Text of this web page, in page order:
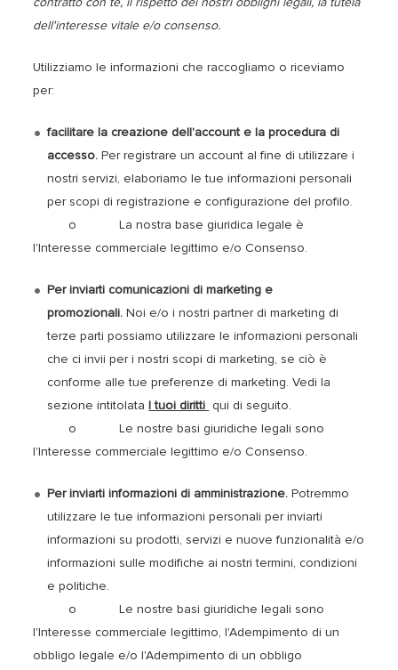
dell'interesse vitale e/o consenso.
Utilizziamo le informazioni che raccogliamo o riceviamo
per:
facilitare la creazione dell'account e la procedura di
accesso.Per registrare un account al fine di utilizzare i
nostri servizi, elaboriamo le tue informazioni personali
per scopi di registrazione e configurazione del profilo.
o La nostra base giuridica legale è
l'Interesse commerciale legittimo e/o Consenso.
Per inviarti comunicazioni di marketing e
promozionali.Noi e/o i nostri partner di marketing di
terze parti possiamo utilizzare le informazioni personali
che ci invii per i nostri scopi di marketing, se ciò è
conforme alle tue preferenze di marketing. Vedi la
sezione intitolataI tuoi diritti qui di seguito.
o Le nostre basi giuridiche legali sono
l'Interesse commerciale legittimo e/o Consenso.
Per inviarti informazioni di amministrazione. Potremmo
utilizzare le tue informazioni personali per inviarti
informazioni su prodotti, servizi e nuove funzionalità e/o
informazioni sulle modifiche ai nostri termini, condizioni
e politiche.
o Le nostre basi giuridiche legali sono
l'Interesse commerciale legittimo, l'Adempimento di un
obbligo legale e/o l'Adempimento di un obbligo